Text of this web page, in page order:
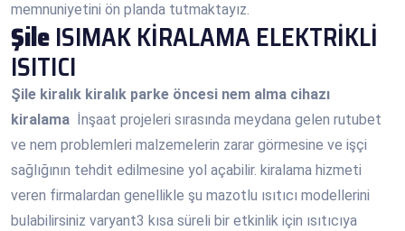
memnuniyetini ön planda tutmaktayız.
ŞileISIMAK KİRALAMA ELEKTRİKLİ
ISITICI
Şile kiralık kiralık parke öncesi nem alma cihazı
kiralama İnşaat projeleri sırasında meydana gelen rutubet
ve nem problemleri malzemelerin zarar görmesine ve işçi
sağlığının tehdit edilmesine yol açabilir. kiralama hizmeti
veren firmalardan genellikle şu mazotlu ısıtıcı modellerini
bulabilirsiniz varyant3 kısa süreli bir etkinlik için ısıtıcıya